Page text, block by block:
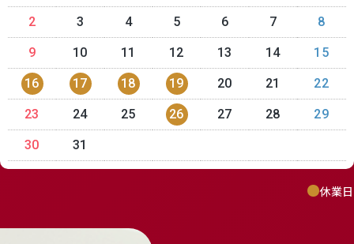
2 3 4 5 6 7 8
9 10 11 12 13 14 15
16 17 18 19 20 21 22
23 24 25 26 27 28 29
30 31
休業日